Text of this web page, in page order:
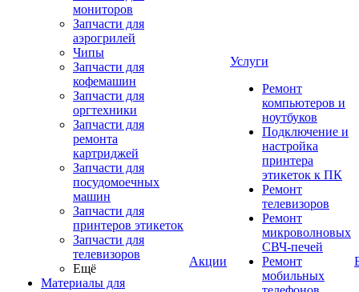
мониторов
Запчасти для
аэрогрилей
Чипы
Запчасти для
кофемашин
Запчасти для
оргтехники
Запчасти для
ремонта
картриджей
Запчасти для
посудомоечных
машин
Запчасти для
принтеров этикеток
Запчасти для
телевизоров
Ещё
Материалы для
Акции
Услуги
Ремонт
компьютеров и
ноутбуков
Подключение и
настройка
принтера
этикеток к ПК
Ремонт
телевизоров
Ремонт
микроволновых
СВЧ-печей
Ремонт
мобильных